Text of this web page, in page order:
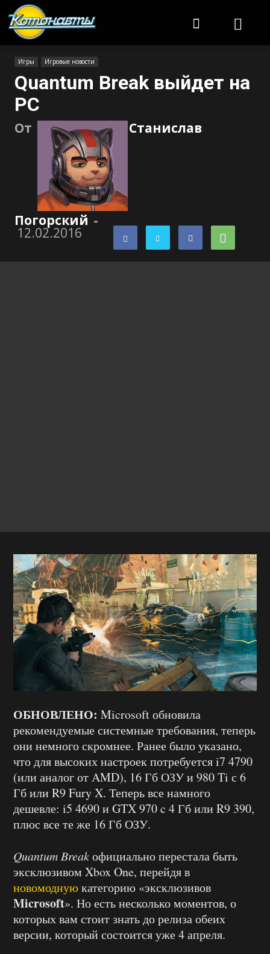
Игры Игровые новости
Quantum Break выйдет на
PC
От Станислав
Погорский -
12.02.2016
ОБНОВЛЕНО: Microsoft обновила
рекомендуемые системные требования, теперь
они немного скромнее. Ранее было указано,
что для высоких настроек потребуется i7 4790
(или аналог от AMD), 16 Гб ОЗУ и 980 Ti с 6
Гб или R9 Fury X. Теперь все намного
дешевле: i5 4690 и GTX 970 c 4 Гб или R9 390,
плюс все те же 16 Гб ОЗУ.
Quantum Breakофициально перестала быть
эксклюзивом Xbox One, перейдя в
новомоднуюкатегорию «эксклюзивов
Microsoft». Но есть несколько моментов, о
которых вам стоит знать до релиза обеих
версии, который состоится уже 4 апреля.